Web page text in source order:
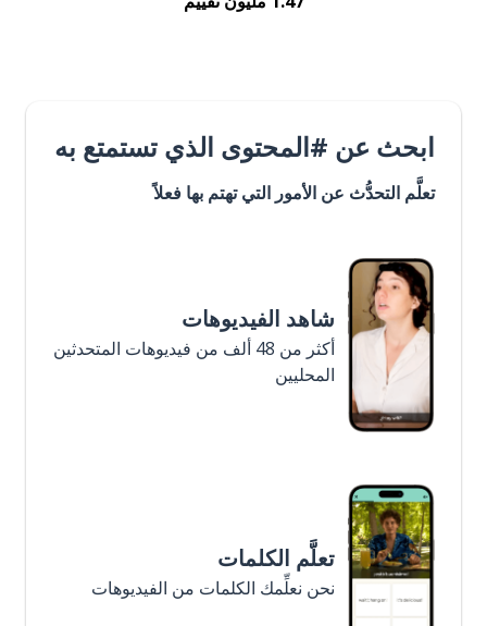
ابحث عن #المحتوى الذي تستمتع به
تعلَّم التحدُّث عن الأمور التي تهتم بها فعلاً
شاهد الفيديوهات
أكثر من 48 ألف من فيديوهات المتحدثين
المحليين
تعلَّم الكلمات
نحن نعلِّمك الكلمات من الفيديوهات